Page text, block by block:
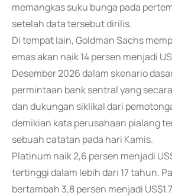
memangkas suku bunga pada
setelah data tersebut dirilis.
Di tempat lain, Goldman Sachs
emas akan naik 14 persen menjadi
Desember 2026 dalam skenario
permintaan bank sentral yang
dan dukungan siklikal dari
demikian kata perusahaan pialang
sebuah catatan pada hari Kamis.
Platinum naik 2,6 persen menjadi
tertinggi dalam lebih dari 17 tahun.
bertambah 3,8 persen menjadi